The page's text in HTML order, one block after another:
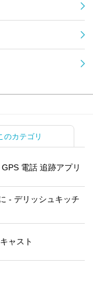
のカテゴリ
電話 追跡アプリ
- デリッシュキッチ
ャスト